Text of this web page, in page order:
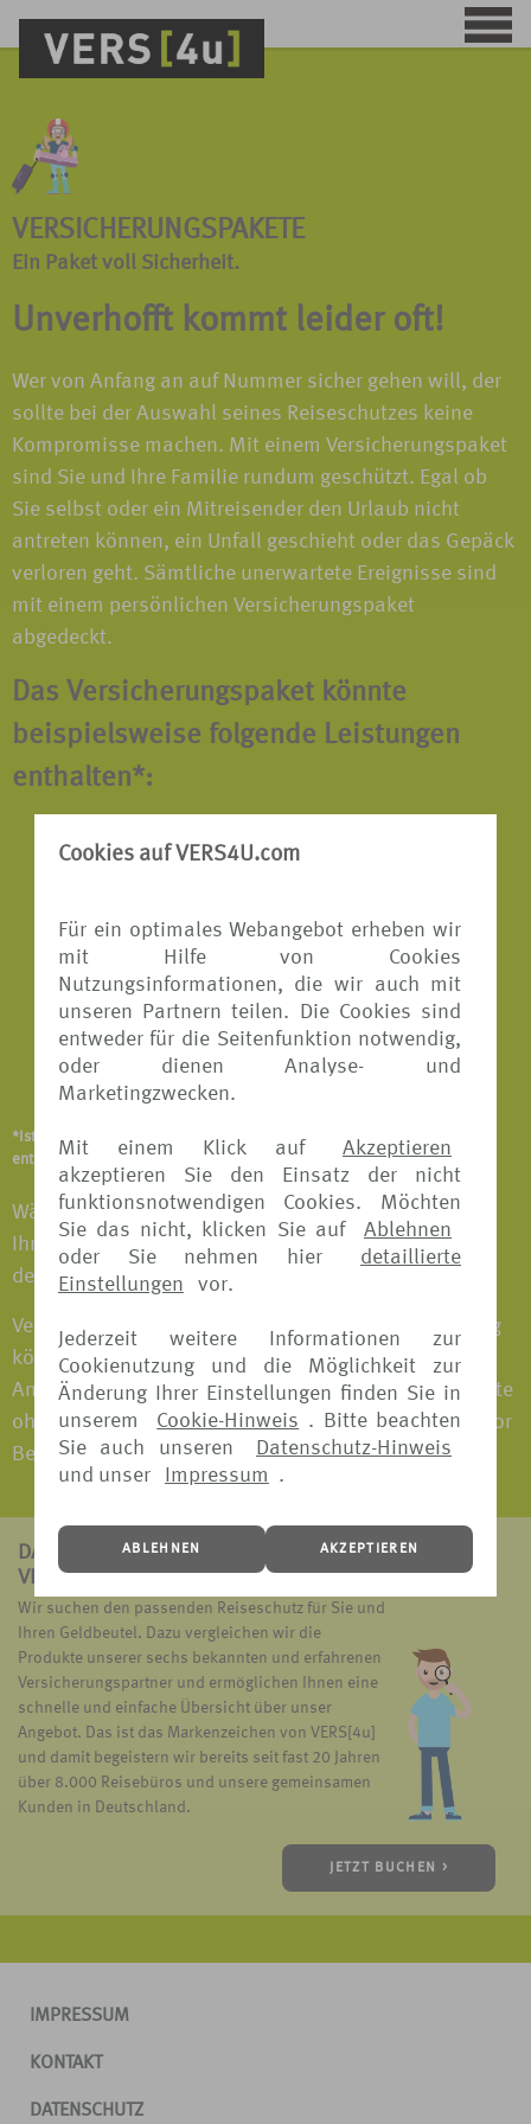
Cookies auf VERS4U.com
Für ein optimales Webangebot erheben wir
mit Hilfe von Cookies
Nutzungsinformationen, die wir auch mit
unseren Partnern teilen. Die Cookies sind
entweder für die Seitenfunktion notwendig,
oder dienen Analyse- und
Marketingzwecken.
Mit einem Klick auf
Akzeptieren
akzeptieren Sie den Einsatz der nicht
funktionsnotwendigen Cookies. Möchten
Sie das nicht, klicken Sie auf
Ablehnen
oder Sie nehmen hier
detaillierte
Einstellungen
vor.
Jederzeit weitere Informationen zur
Cookienutzung und die Möglichkeit zur
Änderung Ihrer Einstellungen finden Sie in
unserem
Cookie-Hinweis . Bitte beachten
Sie auch unseren
Datenschutz-Hinweis
und unser
Impressum .
ABLEHNEN AKZEPTIEREN
VERSICHERUNGSPAKETE
Ein Paket voll Sicherheit.
Unverhofft kommt leider oft!
Wer von Anfang an auf Nummer sicher gehen will, der
sollte bei der Auswahl seines Reiseschutzes keine
Kompromisse machen. Mit einem Versicherungspaket
sind Sie und Ihre Familie rundum geschützt. Egal ob
Sie selbst oder ein Mitreisender den Urlaub nicht
antreten können, ein Unfall geschieht oder das Gepäck
verloren geht. Sämtliche unerwartete Ereignisse sind
mit einem persönlichen Versicherungspaket
abgedeckt.
Das Versicherungspaket könnte
beispielsweise folgende Leistungen
enthalten*:
Reisekranken-Versicherung
Reisegepäck-Versicherung
Reiseunfall-Versicherung
Notfallversicherung
*Ist abhängig vom Versicherungsangebot und Versicherer. Details
entnehmen Sie bitte den jeweiligen Versicherungsbedingungen.
Wählen Sie das Versicherungspaket individuell nach
Ihren Bedürfnissen aus und fahren Sie entspannt in
den Urlaub.
Versicherungspakete mit Reiserücktritts-Versicherung
können bei fast allen Versicherern bis 30 Tage vor
Antritt der Reise gebucht werden. Versicherungspakete
ohne Reiserücktritts-Versicherung können jederzeit vor
Beginn der Reise gebucht werden.
DAS ZEICHNET
VERS[4U] AUS:
Wir suchen den passenden Reiseschutz für Sie und
Ihren Geldbeutel. Dazu vergleichen wir die
Produkte unserer sechs bekannten und erfahrenen
Versicherungspartner und ermöglichen Ihnen eine
schnelle und einfache Übersicht über unser
Angebot. Das ist das Markenzeichen von VERS[4u]
und damit begeistern wir bereits seit fast 20 Jahren
über 8.000 Reisebüros und unsere gemeinsamen
Kunden in Deutschland.
JETZT BUCHEN >
IMPRESSUM
KONTAKT
DATENSCHUTZ